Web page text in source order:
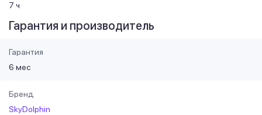
7 ч
Гарантия и производитель
Гарантия
6 мес
Бренд
SkyDolphin